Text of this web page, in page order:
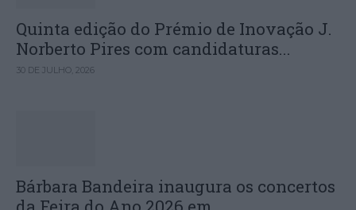
Quinta edição do Prémio de Inovação J.
Norberto Pires com candidaturas...
30 DE JULHO, 2026
Bárbara Bandeira inaugura os concertos